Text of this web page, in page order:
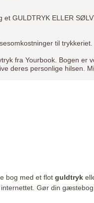
et GULDTRYK ELLER
til trykkeriet.
fra Yourbook. Bogen er
deres personlige hilsen.
bog med et flotguldtryk
Gør din